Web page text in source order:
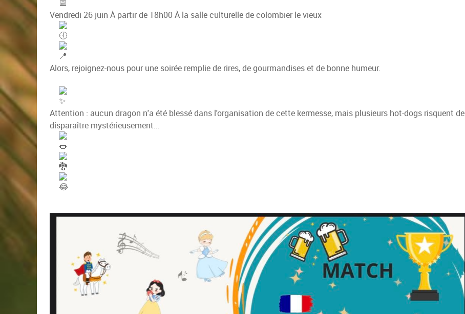
Vendredi 26 juin À partir de 18h00 À la salle culturelle de colombier le vieux
Alors, rejoignez-nous pour une soirée remplie de rires, de gourmandises et de bonne humeur.
Attention : aucun dragon n'a été blessé dans l'organisation de cette kermesse, mais plusieurs hot-dogs risquent de
disparaître mystérieusement...